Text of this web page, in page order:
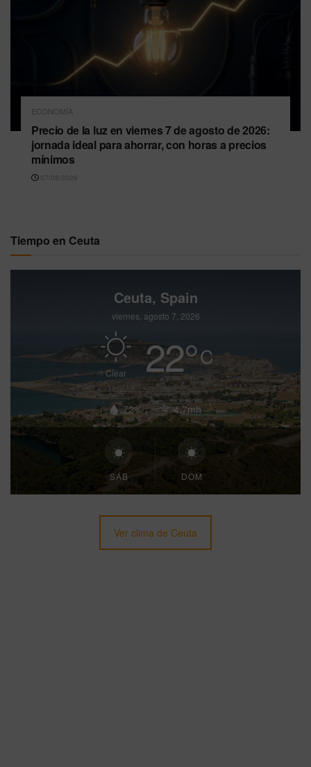
ECONOMÍA
Precio de la luz en viernes 7 de agosto de 2026:
jornada ideal para ahorrar, con horas a precios
mínimos
07/08/2026
Tiempo en Ceuta
Ceuta, Spain
viernes, agosto 7, 2026
Clear 22°C
72% 4.7mh
SÁB DOM
Ver clima de Ceuta